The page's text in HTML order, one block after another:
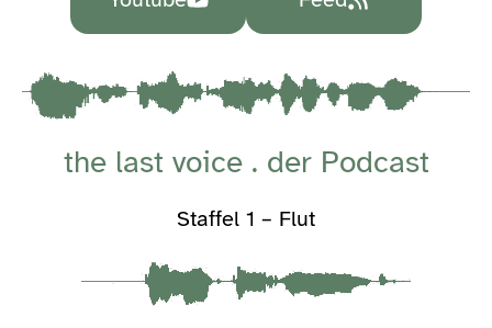
the last voice . der Podcast
Staffel 1 – Flut